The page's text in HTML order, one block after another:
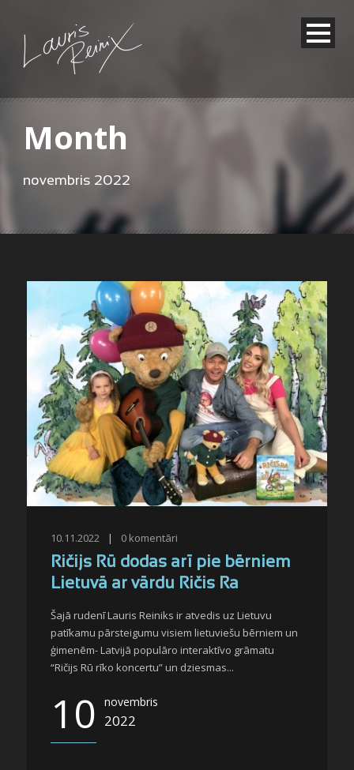
Month
novembris 2022
10.11.2022 | 0 komentāri
Ričijs Rū dodas arī pie bērniem
Lietuvā ar vārdu Ričis Ra
Šajā rudenī Lauris Reiniks ir atvedis uz Lietuvu
patīkamu pārsteigumu visiem lietuviešu bērniem un
ģimenēm- Latvijā populāro interaktīvo grāmatu
“Ričijs Rū rīko koncertu” un dziesmas...
10 novembris
2022